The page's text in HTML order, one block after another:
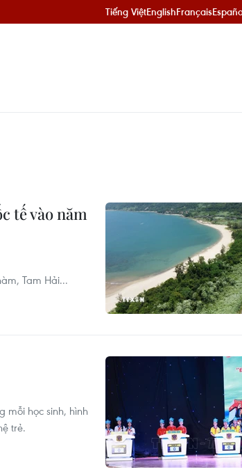
Tiếng ViệtEnglishFrançais
tế vào năm
Tam Hải...
mỗi học sinh, hình
trẻ.